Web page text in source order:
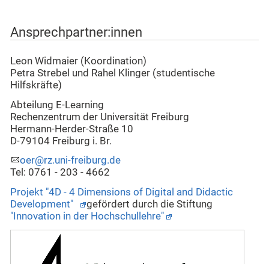
Ansprechpartner:innen
Leon Widmaier (Koordination)
Petra Strebel und Rahel Klinger (studentische
Hilfskräfte)
Abteilung E-Learning
Rechenzentrum der Universität Freiburg
Hermann-Herder-Straße 10
D-79104 Freiburg i. Br.
oer@rz.uni-freiburg.de
Tel: 0761 - 203 - 4662
Projekt "4D - 4 Dimensions of Digital and Didactic
Development"
gefördert durch die Stiftung
"Innovation in der Hochschullehre"